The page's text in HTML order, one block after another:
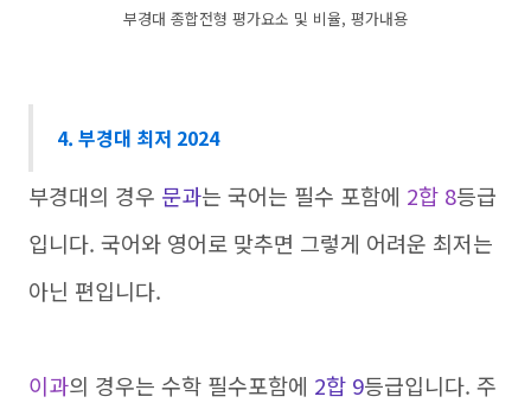
부경대 종합전형 평가요소 및 비율, 평가내용
4. 부경대 최저 2024
부경대의 경우 문과는 국어는 필수 포함에 2합 8등급
입니다. 국어와 영어로 맞추면 그렇게 어려운 최저는
아닌 편입니다.
이과의 경우는 수학 필수포함에 2합 9등급입니다. 주